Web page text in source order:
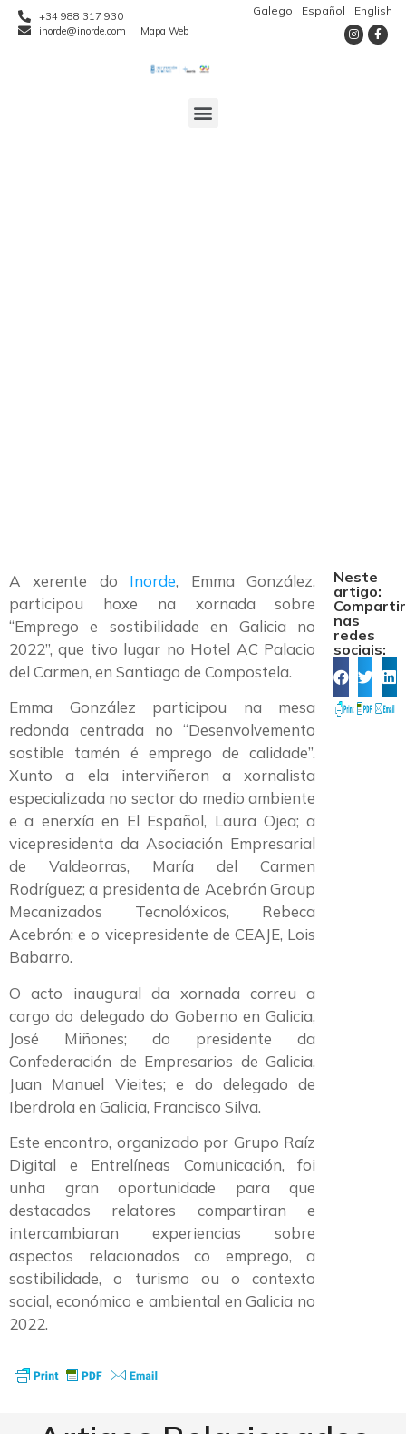
+34 988 317 930
inorde@inorde.com
Mapa Web
Galego Español English
A xerente do Inorde, Emma González,
participou hoxe na xornada sobre
“Emprego e sostibilidade en Galicia no
2022”, que tivo lugar no Hotel AC Palacio
del Carmen, en Santiago de Compostela.
Emma González participou na mesa
redonda centrada no “Desenvolvemento
sostible tamén é emprego de calidade”.
Xunto a ela interviñeron a xornalista
especializada no sector do medio ambiente
e a enerxía en El Español, Laura Ojea; a
vicepresidenta da Asociación Empresarial
de Valdeorras, María del Carmen
Rodríguez; a presidenta de Acebrón Group
Mecanizados Tecnolóxicos, Rebeca
Acebrón; e o vicepresidente de CEAJE, Lois
Babarro.
O acto inaugural da xornada correu a
cargo do delegado do Goberno en Galicia,
José Miñones; do presidente da
Confederación de Empresarios de Galicia,
Juan Manuel Vieites; e do delegado de
Iberdrola en Galicia, Francisco Silva.
Este encontro, organizado por Grupo Raíz
Digital e Entrelíneas Comunicación, foi
unha gran oportunidade para que
destacados relatores compartiran e
intercambiaran experiencias sobre
aspectos relacionados co emprego, a
sostibilidade, o turismo ou o contexto
social, económico e ambiental en Galicia no
2022.
Neste
artigo:
Compartir
nas
redes
sociais: